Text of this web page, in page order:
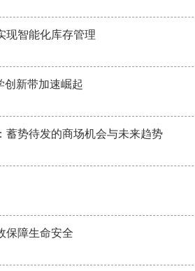
现智能化库存管理
创新带加速崛起
蓄势待发的商场机会与未来趋势
保障生命安全